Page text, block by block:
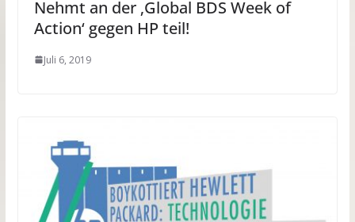
Nehmt an der ‚Global BDS Week of
Action‘ gegen HP teil!
Juli 6, 2019